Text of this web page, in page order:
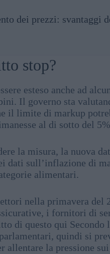
dei prezzi: svantaggi
stop?
esteso anche ad
Il governo sta
il limite di markup
al di sotto del
la misura, la nuova
dati sull’inflazione di
alimentari.
nella primavera del
i fornitori di
di questo qui Secondo
quindi si
allentare la pressione